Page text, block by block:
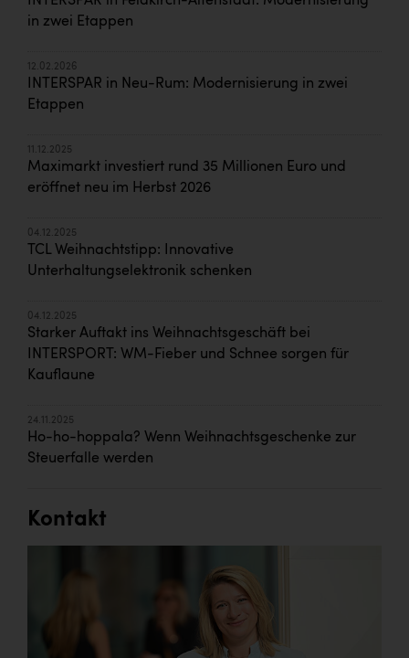
in zwei Etappen
12.02.2026
INTERSPAR in Neu-Rum: Modernisierung in zwei
Etappen
11.12.2025
Maximarkt investiert rund 35 Millionen Euro und
eröffnet neu im Herbst 2026
04.12.2025
TCL Weihnachtstipp: Innovative
Unterhaltungselektronik schenken
04.12.2025
Starker Auftakt ins Weihnachtsgeschäft bei
INTERSPORT: WM-Fieber und Schnee sorgen für
Kauflaune
24.11.2025
Ho-ho-hoppala? Wenn Weihnachtsgeschenke zur
Steuerfalle werden
Kontakt